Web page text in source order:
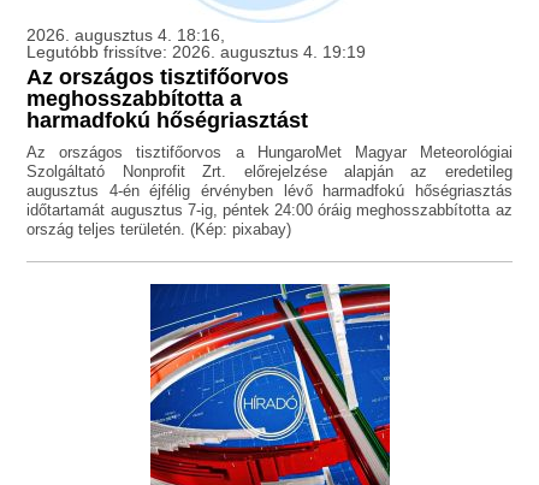
2026. augusztus 4. 18:16,
Legutóbb frissítve: 2026. augusztus 4. 19:19
Az országos tisztifőorvos
meghosszabbította a
harmadfokú hőségriasztást
Az országos tisztifőorvos a HungaroMet Magyar Meteorológiai
Szolgáltató Nonprofit Zrt. előrejelzése alapján az eredetileg
augusztus 4-én éjfélig érvényben lévő harmadfokú hőségriasztás
időtartamát augusztus 7-ig, péntek 24:00 óráig meghosszabbította az
ország teljes területén. (Kép: pixabay)